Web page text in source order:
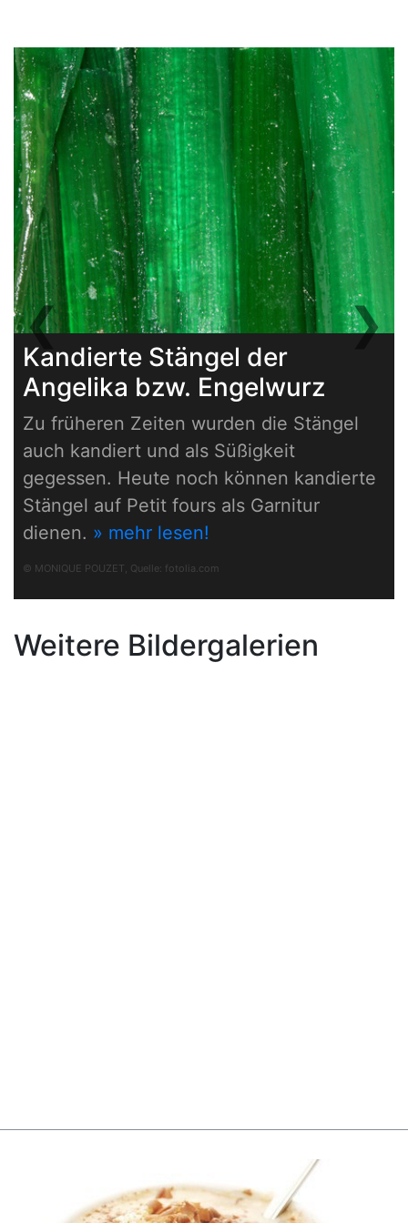
Kandierte Stängel der
Angelika bzw. Engelwurz
Zu früheren Zeiten wurden die Stängel
auch kandiert und als Süßigkeit
gegessen. Heute noch können kandierte
Stängel auf Petit fours als Garnitur
dienen. » mehr lesen!
© MONIQUE POUZET, Quelle: fotolia.com
❮Previous ❯
Next
Weitere Bildergalerien